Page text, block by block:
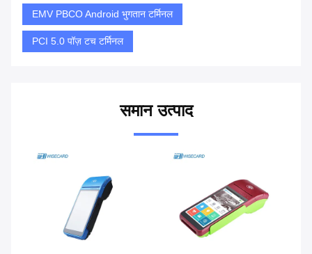
EMV PBCO Android भुगतान टर्मिनल
PCI 5.0 पॉज़ टच टर्मिनल
समान उत्पाद